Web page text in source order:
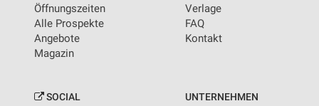
Öffnungszeiten
Alle Prospekte
Angebote
Magazin
Verlage
FAQ
Kontakt
SOCIAL UNTERNEHMEN